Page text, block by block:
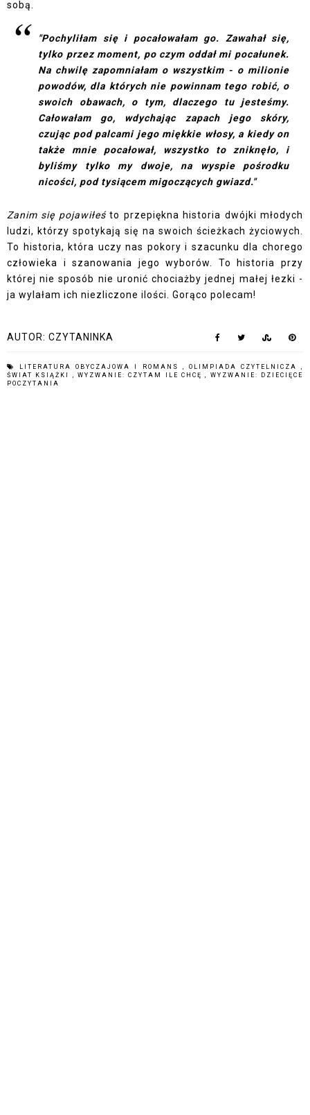
sobą.
"Pochyliłam się i pocałowałam go. Zawahał się,
tylko przez moment, po czym oddał mi pocałunek.
Na chwilę zapomniałam o wszystkim - o milionie
powodów, dla których nie powinnam tego robić, o
swoich obawach, o tym, dlaczego tu jesteśmy.
Całowałam go, wdychając zapach jego skóry,
czując pod palcami jego miękkie włosy, a kiedy on
także mnie pocałował, wszystko to zniknęło, i
byliśmy tylko my dwoje, na wyspie pośrodku
nicości, pod tysiącem migoczących gwiazd."
Zanim się pojawiłeśto przepiękna historia dwójki młodych
ludzi, którzy spotykają się na swoich ścieżkach życiowych.
To historia, która uczy nas pokory i szacunku dla chorego
człowieka i szanowania jego wyborów. To historia przy
której nie sposób nie uronić chociażby jednej małej łezki -
ja wylałam ich niezliczone ilości. Gorąco polecam!
AUTOR: CZYTANINKA
LITERATURA OBYCZAJOWA I ROMANS OLIMPIADA CZYTELNICZA
ŚWIAT KSIĄŻKI
,WYZWANIE: CZYTAM ILE CHCĘ
WYZWANIE: DZIECIĘCE
POCZYTANIA